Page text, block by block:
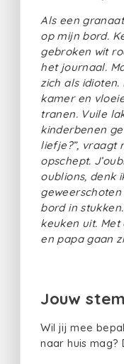
Als een
op mijn bord.
gebroken wit
het journaal.
zich als idioten.
kamer en
tranen. Vuile
kinderbenen
liefje?”, vraagt
opschept.
oublions, denk
bord in
keuken uit.
en papa gaan
Jouw
Wil jij mee
naar huis mag?